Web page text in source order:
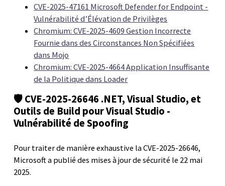
CVE-2025-47161 Microsoft Defender for Endpoint -
Vulnérabilité d’Élévation de Privilèges
Chromium: CVE-2025-4609 Gestion Incorrecte
Fournie dans des Circonstances Non Spécifiées
dans Mojo
Chromium: CVE-2025-4664 Application Insuffisante
de la Politique dans Loader
🛡️ CVE-2025-26646 .NET, Visual Studio, et
Outils de Build pour Visual Studio -
Vulnérabilité de Spoofing
Pour traiter de manière exhaustive la CVE-2025-26646,
Microsoft a publié des mises à jour de sécurité le 22 mai
2025.